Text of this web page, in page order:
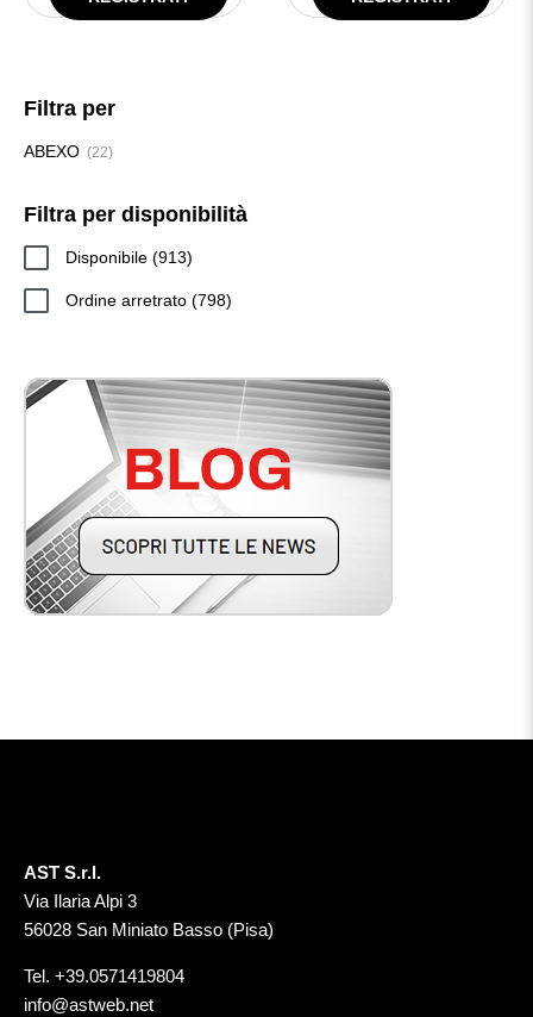
Filtra per
ABEXO (22)
Filtra per disponibilità
Disponibile 913913
Ordine arretrato 798798
AST S.r.l.
Via Ilaria Alpi 3
56028 San Miniato Basso (Pisa)
Tel. +39.0571419804
info@astweb.net